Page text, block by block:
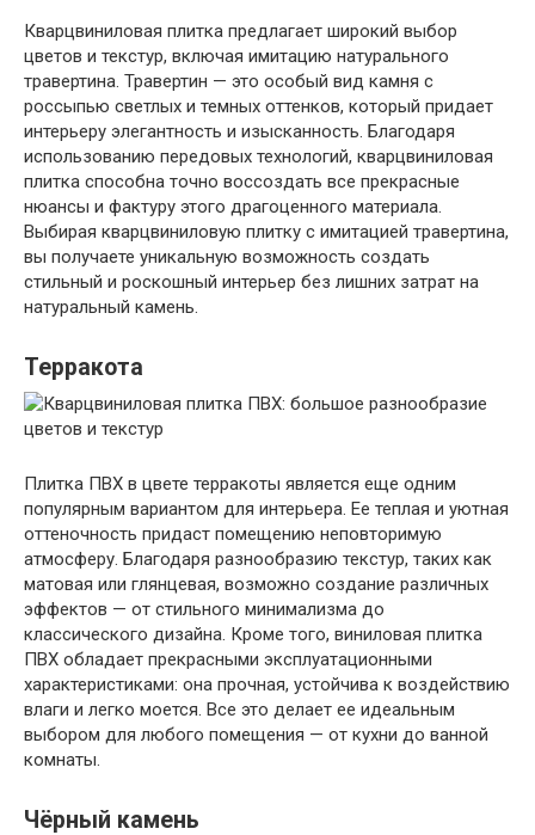
Кварцвиниловая плитка предлагает широкий выбор
цветов и текстур, включая имитацию натурального
травертина. Травертин — это особый вид камня с
россыпью светлых и темных оттенков, который придает
интерьеру элегантность и изысканность. Благодаря
использованию передовых технологий, кварцвиниловая
плитка способна точно воссоздать все прекрасные
нюансы и фактуру этого драгоценного материала.
Выбирая кварцвиниловую плитку с имитацией травертина,
вы получаете уникальную возможность создать
стильный и роскошный интерьер без лишних затрат на
натуральный камень.
Терракота
Плитка ПВХ в цвете терракоты является еще одним
популярным вариантом для интерьера. Ее теплая и уютная
оттеночность придаст помещению неповторимую
атмосферу. Благодаря разнообразию текстур, таких как
матовая или глянцевая, возможно создание различных
эффектов — от стильного минимализма до
классического дизайна. Кроме того, виниловая плитка
ПВХ обладает прекрасными эксплуатационными
характеристиками: она прочная, устойчива к воздействию
влаги и легко моется. Все это делает ее идеальным
выбором для любого помещения — от кухни до ванной
комнаты.
Чёрный камень